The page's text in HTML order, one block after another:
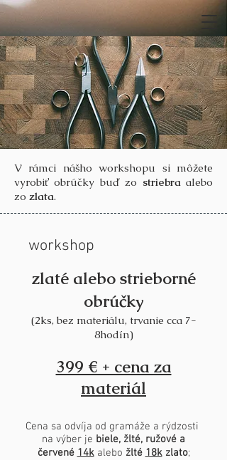
V rámci nášho workshopu si môžete
vyrobiť obrúčky buď zo striebraalebo
zo zlata.
workshop
zlaté alebo strieborné
obrúčky
(2ks, bez materiálu, trvanie cca 7-
8hodín)
399 € + cena za
materiál
Cena sa odvíja od gramáže a rýdzosti
na výber je biele, žlté, ružové a
červené 14kalebo žlté 18kzlato;